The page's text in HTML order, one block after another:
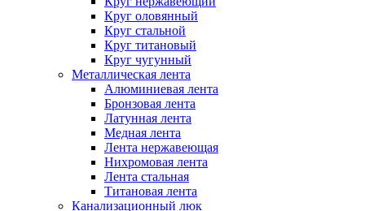
Круг оловянный
Круг стальной
Круг титановый
Круг чугунный
Металлическая лента
Алюминиевая лента
Бронзовая лента
Латунная лента
Медная лента
Лента нержавеющая
Нихромовая лента
Лента стальная
Титановая лента
Канализационный люк